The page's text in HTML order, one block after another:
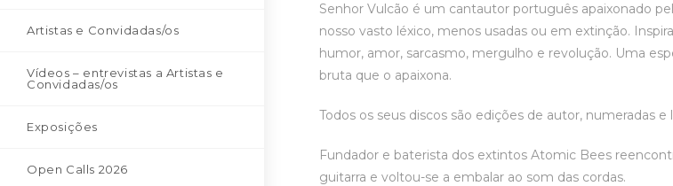
Artistas e Convidadas/os
Vídeos – entrevistas a Artistas e
Convidadas/os
Exposições
Open Calls 2026
Senhor Vulcão é um cantautor português apaixonado
nosso vasto léxico, menos usadas ou em extinção.
humor, amor, sarcasmo, mergulho e revolução. Uma
bruta que o apaixona.
Todos os seus discos são edições de autor, numeradas e
Fundador e baterista dos extintos Atomic Bees
guitarra e voltou-se a embalar ao som das cordas.